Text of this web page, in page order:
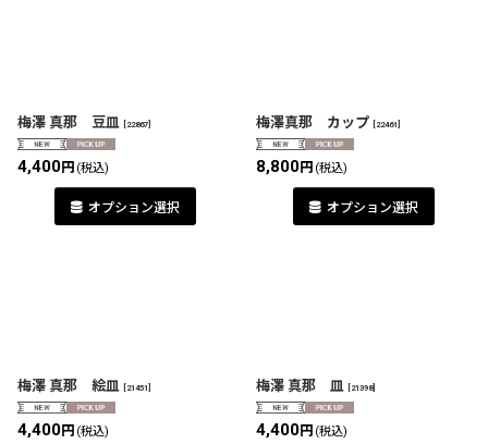
梅澤 真那 豆皿 22867
4,400円 (税込)
オプション選択
梅澤真那 カップ 22461
8,800円 (税込)
オプション選択
梅澤 真那 絵皿 21451
4,400円 (税込)
梅澤 真那 皿 21398]
4,400円 (税込)